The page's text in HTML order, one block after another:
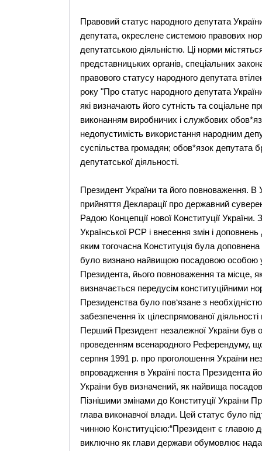
Правовий статус народного депутата
депутата, окреслене системою правових
депутатською діяльністю. Ці норми
представницьких органів, спеціальних
правового статусу народного депутата
року "Про статус народного депутата
які визначають його сутність та соціальне
виконанням виробничих і службових
недопустимість використання народним
суспільства громадян; обов*язок депутата
депутатської діяльності.
Президент України та його повноваження. В
прийняття Декларації про державний
Радою Концепції нової Конституції
Української РСР і внесення змін і
яким тогочасна Конституція була
було визнано найвищою посадовою особою
Президента, йього повноваження та місце,
визначається передусім конституційними
Президенства було пов‘язане з
забезпечення їх цілеспрямованої
Перший Президент незалежної України був
проведенням всенародного Референдуму,
серпня 1991 р. про проголошення України
впровадження в Україні поста Президента
України був визначений, як найвища
Пізнішими змінами до Конституції України
глава виконавчої влади. Цей статус було
чинною Конституцією:“Президент є главою
виключно як глави держави обумовлює